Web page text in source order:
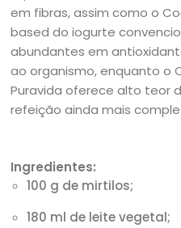
em fibras, assim como o
based do iogurte
abundantes em
ao organismo, enquanto o
Puravida oferece alto teor
refeição ainda mais
Ingredientes:
100 g de mirtilos;
180 ml de leite vegetal;